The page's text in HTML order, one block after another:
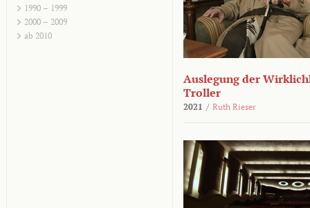
1990 – 1999
2000 – 2009
ab 2010
Auslegung der
Troller
2021 / Ruth Rieser